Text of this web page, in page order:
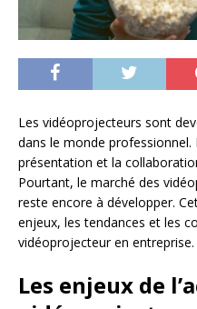
Les vidéoprojecteurs sont
dans le monde
présentation et la
Pourtant, le marché des
reste encore à développer.
enjeux, les tendances et les
vidéoprojecteur en entreprise.
Les enjeux de